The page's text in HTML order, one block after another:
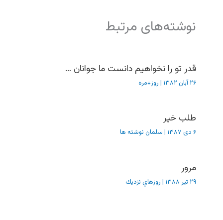
نوشته‌های مرتبط
قدر تو را نخواهیم دانست ما جوانان …
۲۶ آبان ۱۳۸۲ | روز+مره
طلب خیر
۶ دی ۱۳۸۷ | سلمان نوشته ها
مرور
۲۹ تیر ۱۳۸۸ | روزهاي نزديك